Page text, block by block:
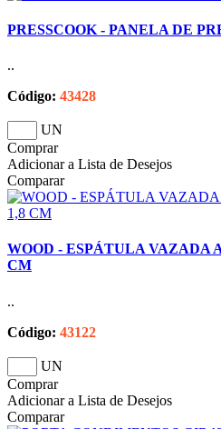
PRESSCOOK - PANELA DE
..
Código: 43428
UN
Comprar
Adicionar a Lista de Desejos
Comparar
WOOD - ESPÁTULA VAZADA
CM
..
Código: 43122
UN
Comprar
Adicionar a Lista de Desejos
Comparar